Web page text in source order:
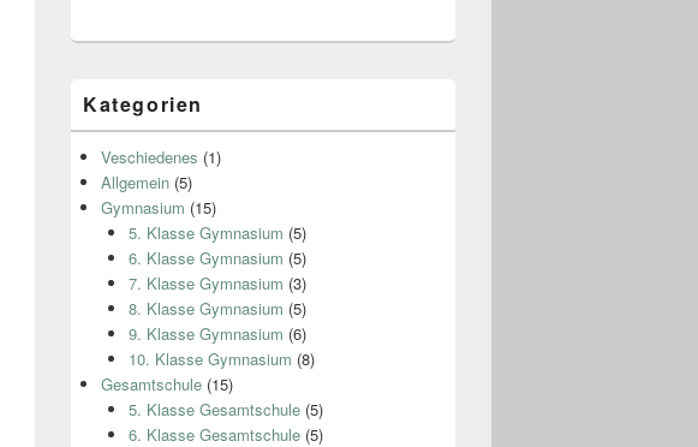
Kategorien
Veschiedenes (1)
Allgemein (5)
Gymnasium (15)
5. Klasse Gymnasium (5)
6. Klasse Gymnasium (5)
7. Klasse Gymnasium (3)
8. Klasse Gymnasium (5)
9. Klasse Gymnasium (6)
10. Klasse Gymnasium (8)
Gesamtschule (15)
5. Klasse Gesamtschule(5)
6. Klasse Gesamtschule(5)